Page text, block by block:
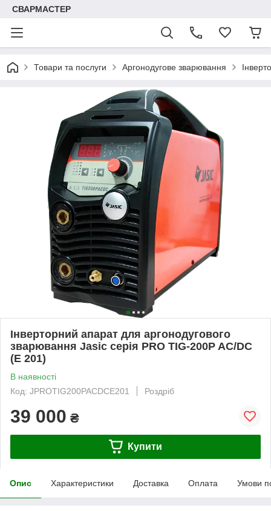
СВАРМАСТЕР
Товари та послуги Аргонодугове зварювання
Інверторний апарат для аргонодугового
зварювання Jasic серія PRO TIG-200P AC/DC
(E 201)
В наявності
Код: JPROTIG200PACDCE201
Роздріб
39 000 ₴
Купити
Опис Характеристики Доставка Оплата Умови